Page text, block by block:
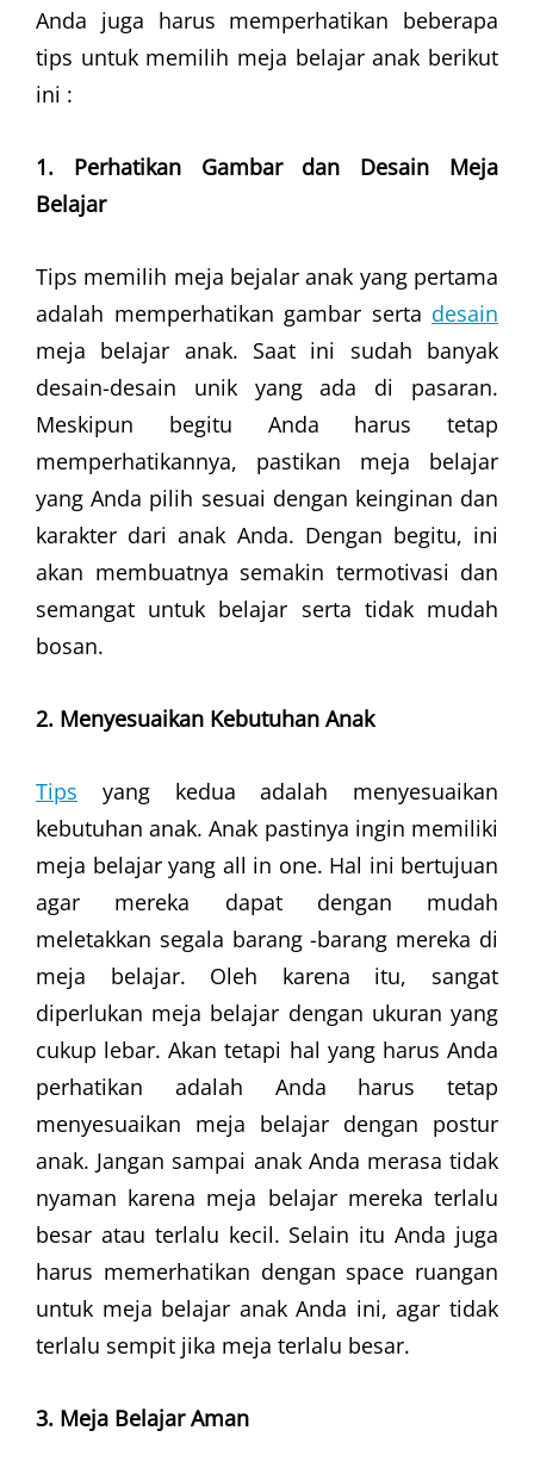
Anda juga harus memperhatikan beberapa
tips untuk memilih meja belajar anak berikut
ini :
1. Perhatikan Gambar dan Desain Meja
Belajar
Tips memilih meja bejalar anak yang pertama
adalah memperhatikan gambar serta desain
meja belajar anak. Saat ini sudah banyak
desain-desain unik yang ada di pasaran.
Meskipun begitu Anda harus tetap
memperhatikannya, pastikan meja belajar
yang Anda pilih sesuai dengan keinginan dan
karakter dari anak Anda. Dengan begitu, ini
akan membuatnya semakin termotivasi dan
semangat untuk belajar serta tidak mudah
bosan.
2. Menyesuaikan Kebutuhan Anak
Tips yang kedua adalah menyesuaikan
kebutuhan anak. Anak pastinya ingin memiliki
meja belajar yang all in one. Hal ini bertujuan
agar mereka dapat dengan mudah
meletakkan segala barang -barang mereka di
meja belajar. Oleh karena itu, sangat
diperlukan meja belajar dengan ukuran yang
cukup lebar. Akan tetapi hal yang harus Anda
perhatikan adalah Anda harus tetap
menyesuaikan meja belajar dengan postur
anak. Jangan sampai anak Anda merasa tidak
nyaman karena meja belajar mereka terlalu
besar atau terlalu kecil. Selain itu Anda juga
harus memerhatikan dengan space ruangan
untuk meja belajar anak Anda ini, agar tidak
terlalu sempit jika meja terlalu besar.
3. Meja Belajar Aman